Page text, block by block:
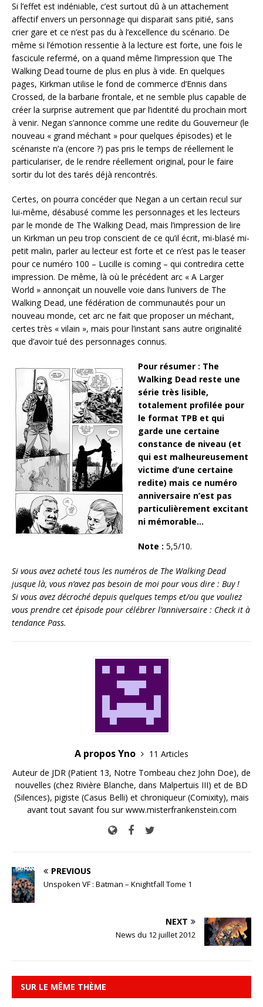
Si l’effet est indéniable, c’est surtout dû à un attachement
affectif envers un personnage qui disparait sans pitié, sans
crier gare et ce n’est pas du à l’excellence du scénario. De
même si l’émotion ressentie à la lecture est forte, une fois le
fascicule refermé, on a quand même l’impression que The
Walking Dead tourne de plus en plus à vide. En quelques
pages, Kirkman utilise le fond de commerce d’Ennis dans
Crossed, de la barbarie frontale, et ne semble plus capable de
créer la surprise autrement que par l’identité du prochain mort
à venir. Negan s’annonce comme une redite du Gouverneur (le
nouveau « grand méchant » pour quelques épisodes) et le
scénariste n’a (encore ?) pas pris le temps de réellement le
particulariser, de le rendre réellement original, pour le faire
sortir du lot des tarés déjà rencontrés.
Certes, on pourra concéder que Negan a un certain recul sur
lui-même, désabusé comme les personnages et les lecteurs
par le monde de The Walking Dead, mais l’impression de lire
un Kirkman un peu trop conscient de ce qu’il écrit, mi-blasé mi-
petit malin, parler au lecteur est forte et ce n’est pas le teaser
pour ce numéro 100 – Lucille is coming – qui contredira cette
impression. De même, là où le précédent arc « A Larger
World » annonçait un nouvelle voie dans l’univers de The
Walking Dead, une fédération de communautés pour un
nouveau monde, cet arc ne fait que proposer un méchant,
certes très « vilain », mais pour l’instant sans autre originalité
que d’avoir tué des personnages connus.
Pour résumer : The
Walking Dead reste une
série très lisible,
totalement profilée pour
le format TPB et qui
garde une certaine
constance de niveau (et
qui est malheureusement
victime d’une certaine
redite) mais ce numéro
anniversaire n’est pas
particulièrement excitant
ni mémorable…
Note : 5,5/10.
Si vous avez acheté tous les numéros de The Walking Dead
jusque là, vous n’avez pas besoin de moi pour vous dire : Buy !
Si vous avez décroché depuis quelques temps et/ou que vouliez
vous prendre cet épisode pour célébrer l’anniversaire : Check it à
tendance Pass.
A propos Yno
11 Articles
Auteur de JDR (Patient 13, Notre Tombeau chez John Doe), de
nouvelles (chez Rivière Blanche, dans Malpertuis III) et de BD
(Silences), pigiste (Casus Belli) et chroniqueur (Comixity), mais
avant tout savant fou sur www.misterfrankenstein.com
PREVIOUS
Unspoken VF : Batman – Knightfall Tome 1
NEXT
News du 12 juillet 2012
SUR LE MÊME THÈME